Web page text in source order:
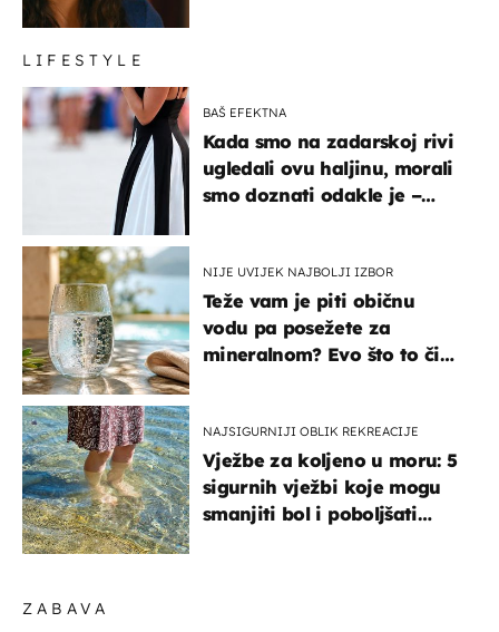
ZABAVA
LIFESTYLE
BAŠ EFEKTNA
Kada smo na zadarskoj rivi
ugledali ovu haljinu, morali
smo doznati odakle je –
NIJE UVIJEK NAJBOLJI IZBOR
Teže vam je piti običnu
vodu pa posežete za
mineralnom? Evo što to čini
NAJSIGURNIJI OBLIK REKREACIJE
Vježbe za koljeno u moru: 5
sigurnih vježbi koje mogu
smanjiti bol i poboljšati